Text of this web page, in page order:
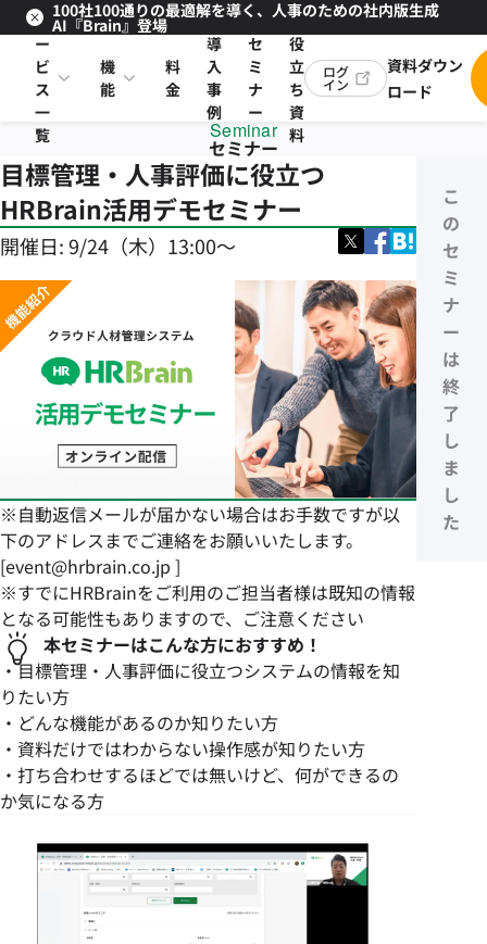
100社100通りの最適解を導く、人事のための社内版生成
AI『Brain』登場
サ
ー
ビ
ス
一
覧
機
能
料
金
導
入
事
例
セ
ミ
ナ
ー
お
役
立
ち
資
料
ログ
イン
資料ダウン
ロード
Seminar
セミナー
目標管理・人事評価に役立つ
HRBrain活用デモセミナー
開催日:9/24（木）13:00〜
※自動返信メールが届かない場合はお手数ですが以
下のアドレスまでご連絡をお願いいたします。
[event@hrbrain.co.jp ]
※すでにHRBrainをご利用のご担当者様は既知の情報
となる可能性もありますので、ご注意ください
本セミナーはこんな方におすすめ！
・目標管理・人事評価に役立つシステムの情報を知
りたい方
・どんな機能があるのか知りたい方
・資料だけではわからない操作感が知りたい方
・打ち合わせするほどでは無いけど、何ができるの
か気になる方
こ
の
セ
ミ
ナ
ー
は
終
了
し
ま
し
た